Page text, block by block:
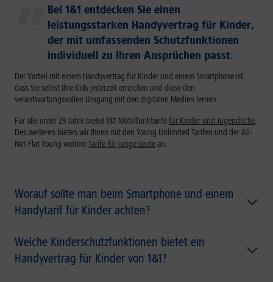
Bei 1&1 entdecken Sie einen
leistungsstarken Handyvertrag für Kinder,
der mit umfassenden Schutzfunktionen
individuell zu Ihren Ansprüchen passt.
Der Vorteil mit einem Handyvertrag für Kinder und einem Smartphone ist,
dass Sie selbst Ihre Kids jederzeit erreichen und diese den
verantwortungsvollen Umgang mit den digitalen Medien lernen.
Für alle unter 29 Jahre bietet 1&1 Mobilfunktarifefür Kinder und Jugendliche.
Des weiteren bieten wir Ihnen mit den Young Unlimited Tarifen und der All-
Net-Flat Young weitereTarife für junge Leutean.
Worauf sollte man beim Smartphone und einem
Handytarif für Kinder achten?
Welche Kinderschutzfunktionen bietet ein
Handyvertrag für Kinder von 1&1?